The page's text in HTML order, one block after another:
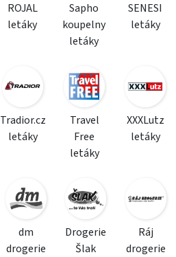
ROJAL
letáky
Sapho
koupelny
letáky
SENESI
letáky
Tradior.cz
letáky
Travel
Free
letáky
XXXLutz
letáky
dm
drogerie
Drogerie
Šlak
Ráj
drogerie